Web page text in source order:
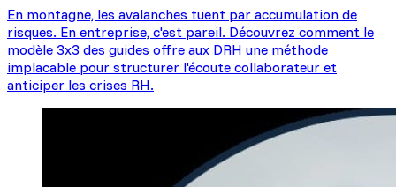
En montagne, les avalanches tuent par accumulation de
risques. En entreprise, c'est pareil. Découvrez comment le
modèle 3x3 des guides offre aux DRH une méthode
implacable pour structurer l'écoute collaborateur et
anticiper les crises RH.